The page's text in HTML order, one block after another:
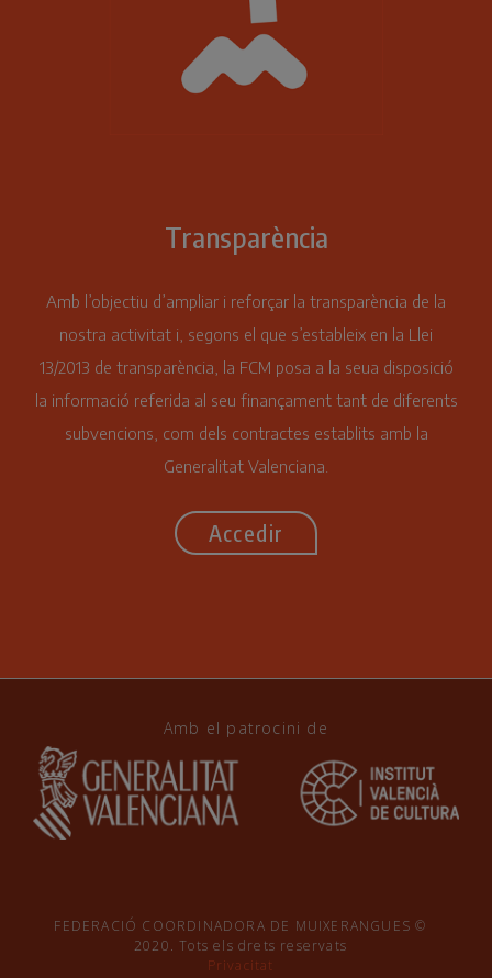
Transparència
Amb l’objectiu d’ampliar i reforçar la transparència de la
nostra activitat i, segons el que s’estableix en la Llei
13/2013 de transparència, la FCM posa a la seua disposició
la informació referida al seu finançament tant de diferents
subvencions, com dels contractes establits amb la
Generalitat Valenciana.
Accedir
Amb el patrocini de
FEDERACIÓ COORDINADORA DE MUIXERANGUES ©
2020. Tots els drets reservats
Privacitat